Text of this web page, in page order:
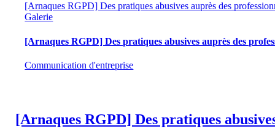
[Arnaques RGPD] Des pratiques abusives auprès des
Galerie
[Arnaques RGPD] Des pratiques abusives auprès des
Communication d'entreprise
[Arnaques RGPD] Des pratiques